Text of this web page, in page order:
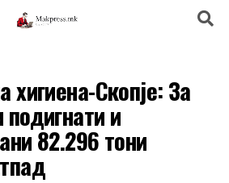
хигиена-Скопје: За
и
82.296 тони